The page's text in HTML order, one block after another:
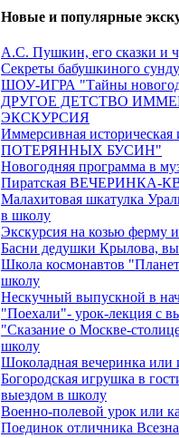
Новые и популярные
А.С. Пушкин, его сказки и
Секреты бабушкиного
ШОУ-ИГРА "Тайны
ДРУГОЕ ДЕТСТВО
ЭКСКУРСИЯ
Иммерсивная
ПОТЕРЯННЫХ БУСИН"
Новогодняя программа в
Пиратская ВЕЧЕРИНКА-
Малахитовая шкатулка
в школу
Экскурсия на козью ферму
Басни дедушки Крылова,
Школа космонавтов
школу
Нескучный выпускной в
"Поехали"- урок-лекция с
"Сказание о Москве-
школу
Шоколадная вечеринка или
Богородская игрушка в
выездом в школу
Военно-полевой урок или
Поединок отличника